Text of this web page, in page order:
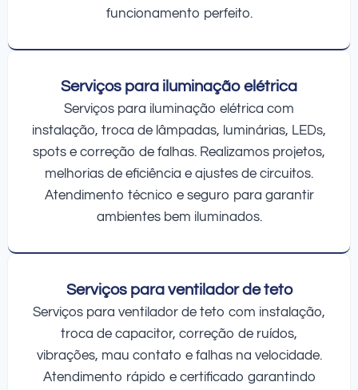
funcionamento perfeito.
Serviços para iluminação elétrica
Serviços para iluminação elétrica com
instalação, troca de lâmpadas, luminárias, LEDs,
spots e correção de falhas. Realizamos projetos,
melhorias de eficiência e ajustes de circuitos.
Atendimento técnico e seguro para garantir
ambientes bem iluminados.
Serviços para ventilador de teto
Serviços para ventilador de teto com instalação,
troca de capacitor, correção de ruídos,
vibrações, mau contato e falhas na velocidade.
Atendimento rápido e certificado garantindo